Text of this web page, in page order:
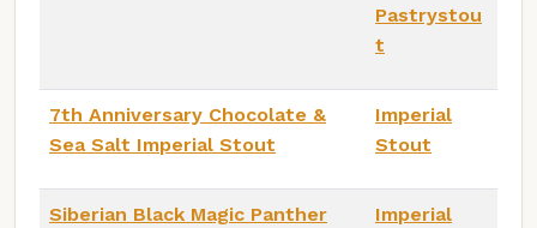
Pastrystou
t
7th Anniversary Chocolate &
Sea Salt Imperial Stout
Imperial
Stout
Siberian Black Magic Panther
Imperial